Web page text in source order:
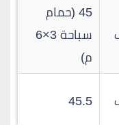
45 (حمام
سباحة 3×6
م)
45.5